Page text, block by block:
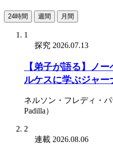
24時間 週間 月間
1
探究 2026.07.13
【弟子が語る】ノ
ルケスに学ぶジャー
ネルソン・フレディ・
Padilla）
2
連載 2026.08.06